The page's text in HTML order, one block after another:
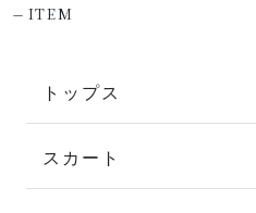
-ITEM
トップス
スカート